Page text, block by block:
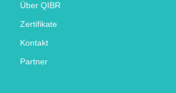
Über QIBR
Zertifikate
Kontakt
Partner